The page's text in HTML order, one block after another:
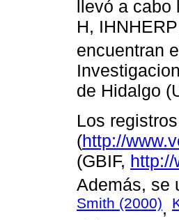
llevó a
H,
encuentran
de Hidalgo
Los
(http://
(GBIF, http://
Además, se
Smith (2000),